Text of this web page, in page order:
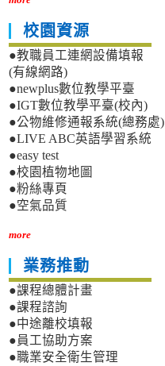
校園資源
●教職員工連網設備填報
(有線網路)
●newplus數位教學平臺
●IGT數位教學平臺(校內)
●公物維修通報系統(總務處)
●LIVE ABC英語學習系統
●easy test
●校園植物地圖
●粉絲專頁
●空氣品質
more
業務推動
●課程總體計畫
●課程諮詢
●中途離校填報
●員工協助方案
●職業安全衛生管理